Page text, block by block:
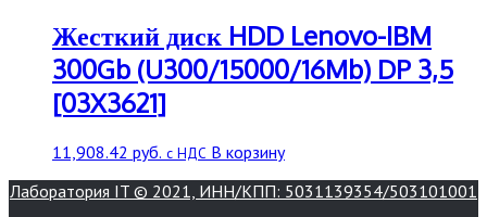
Жесткий диск HDD Lenovo-IBM
300Gb (U300/15000/16Mb) DP 3,5
[03X3621]
11,908.42 руб. с НДС В корзину
Лаборатория IT © 2021, ИНН/КПП: 5031139354/503101001